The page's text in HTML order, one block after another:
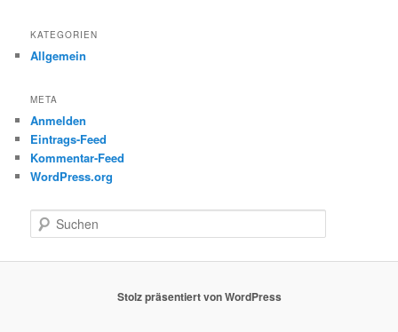
KATEGORIEN
Allgemein
META
Anmelden
Eintrags-Feed
Kommentar-Feed
WordPress.org
u
Stolz präsentiert von WordPress